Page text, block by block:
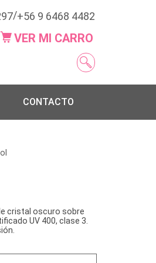
/+56 9 6468 4482
VER MI CARRO
CONTACTO
cristal oscuro sobre
UV 400, clase 3.